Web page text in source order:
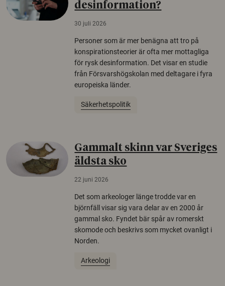
desinformation?
30 juli 2026
Personer som är mer benägna att tro på
konspirationsteorier är ofta mer mottagliga
för rysk desinformation. Det visar en studie
från Försvarshögskolan med deltagare i fyra
europeiska länder.
Säkerhetspolitik
Gammalt skinn var Sveriges
äldsta sko
22 juni 2026
Det som arkeologer länge trodde var en
björnfäll visar sig vara delar av en 2000 år
gammal sko. Fyndet bär spår av romerskt
skomode och beskrivs som mycket ovanligt i
Norden.
Arkeologi